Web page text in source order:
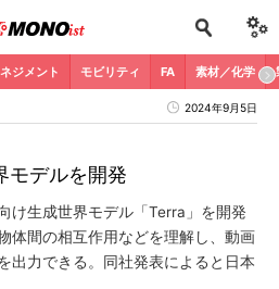
ジメント モビリティ FA 素材／化学
2024年9月5日
モデルを開発
け生成世界モデル「Terra」を開発
体間の相互作用などを理解し、動画
出力できる。同社発表によると日本